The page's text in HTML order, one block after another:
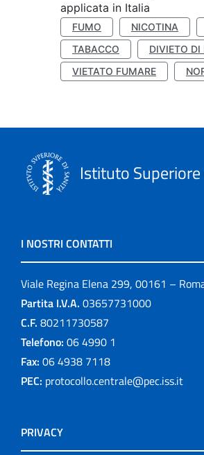
applicata in Italia
FUMO NICOTINA
TABACCO
DIVIETO DI
VIETATO FUMARE
Istituto
I NOSTRI CONTATTI
Viale Regina Elena 299, 00161 –
Partita I.V.A. 03657731000
C.F. 80211730587
Telefono: 06 4990 1
Fax: 06 4938 7118
PEC: protocollo.centrale@pec.iss.it
PRIVACY